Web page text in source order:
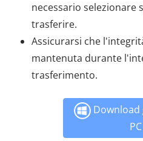
necessario selezionare
trasferire.
Assicurarsi che
mantenuta durante
trasferimento.
PC